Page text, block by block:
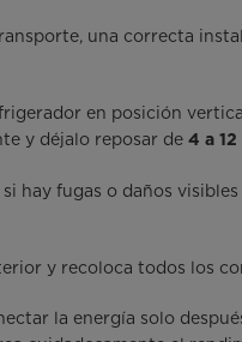
una correcta
en posición
y déjalo reposar de 4 a 12
hay fugas o daños
y recoloca todos los
la energía solo